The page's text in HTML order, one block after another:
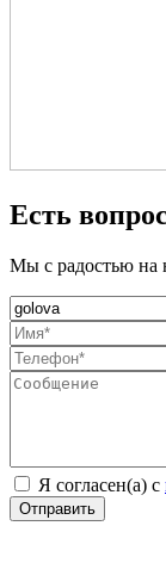
Есть
Мы с радостью на
Я согласен(а) с
Отправить